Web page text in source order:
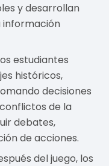
y desarrollan
información
estudiantes
históricos,
decisiones
de la
debates,
de acciones.
del juego, los